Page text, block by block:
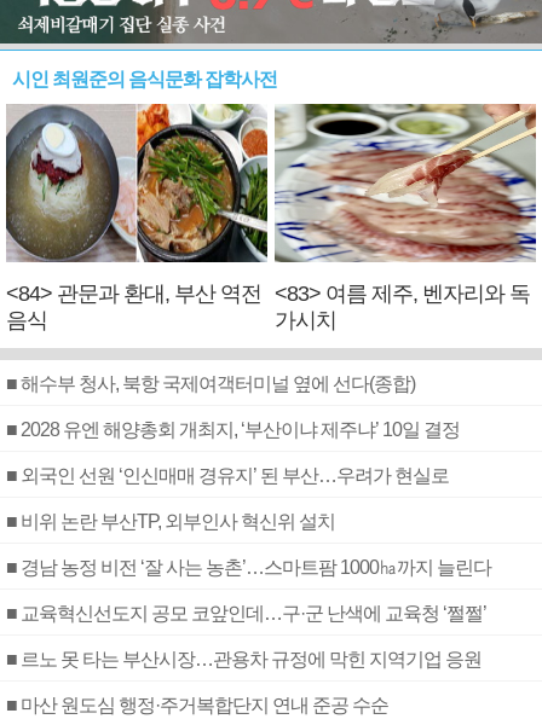
시인 최원준의 음식문화 잡학사전
<84> 관문과 환대, 부산 역전
음식
<83> 여름 제주, 벤자리와 독
가시치
■ 해수부 청사, 북항 국제여객터미널 옆에 선다(종합)
■ 2028 유엔 해양총회 개최지, ‘부산이냐 제주냐’ 10일 결정
■ 외국인 선원 ‘인신매매 경유지’ 된 부산…우려가 현실로
■ 비위 논란 부산TP, 외부인사 혁신위 설치
■ 경남 농정 비전 ‘잘 사는 농촌’…스마트팜 1000㏊까지 늘린다
■ 교육혁신선도지 공모 코앞인데…구·군 난색에 교육청 ‘쩔쩔’
■ 르노 못 타는 부산시장…관용차 규정에 막힌 지역기업 응원
■ 마산 원도심 행정·주거복합단지 연내 준공 수순